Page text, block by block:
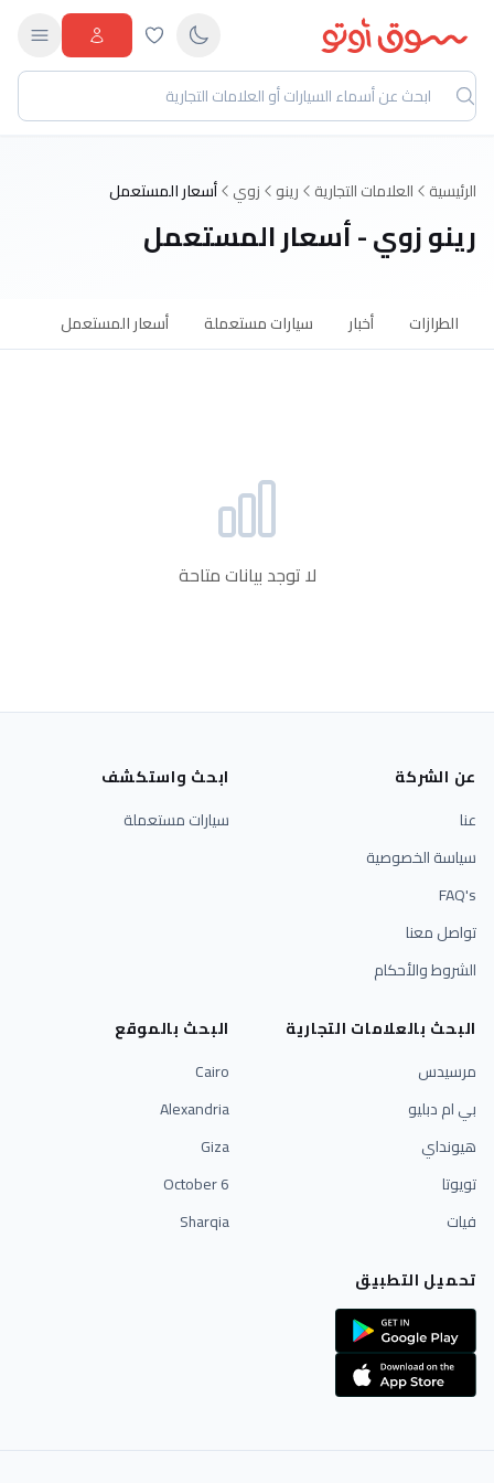
الرئيسية العلامات التجارية رينو زوي أسعار المستعمل
رينو زوي - أسعار المستعمل
الطرازات أخبار سيارات مستعملة أسعار المستعمل
لا توجد بيانات متاحة
عن الشركة
عنا
سياسة الخصوصية
FAQ's
تواصل معنا
الشروط والأحكام
ابحث واستكشف
سيارات مستعملة
البحث بالعلامات التجارية
مرسيدس
بي ام دبليو
هيونداي
تويوتا
فيات
البحث بالموقع
Cairo
Alexandria
Giza
6 October
Sharqia
تحميل التطبيق